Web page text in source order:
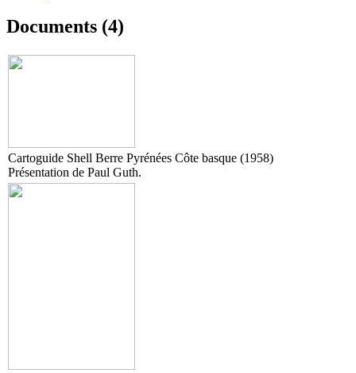
Documents (4)
Cartoguide Shell Berre Pyrénées Côte basque (1958)
Présentation de Paul Guth.